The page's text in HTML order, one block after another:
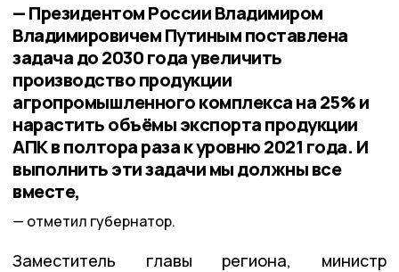
— Президентом России Владимиром
Владимировичем Путиным поставлена
задача до 2030 года увеличить
производство продукции
агропромышленного комплекса на 25% и
нарастить объёмы экспорта продукции
АПК в полтора раза к уровню 2021 года. И
выполнить эти задачи мы должны все
вместе,
отметил губернатор.
Заместитель главы региона, министр